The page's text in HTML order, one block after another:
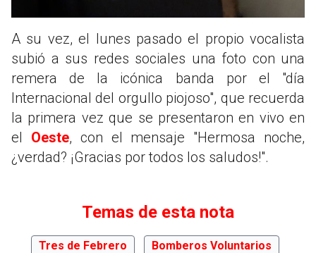
A su vez, el lunes pasado el propio vocalista
subió a sus redes sociales una foto con una
remera de la icónica banda por el "día
Internacional del orgullo piojoso", que recuerda
la primera vez que se presentaron en vivo en
el Oeste, con el mensaje "Hermosa noche,
¿verdad? ¡Gracias por todos los saludos!".
Temas de esta nota
Tres de Febrero
Bomberos Voluntarios